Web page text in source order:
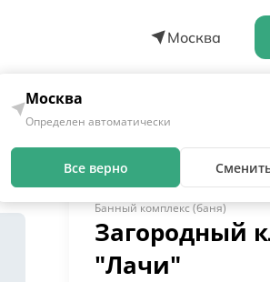
Москва
Москва
Определен автоматически
Все верно
Банный комплекс (баня)
Загородный
"Лачи"